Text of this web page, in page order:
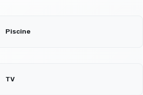
Piscine
TV